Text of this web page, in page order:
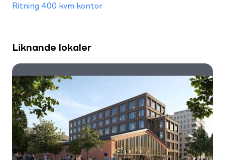
Ritning 400 kvm kontor
Liknande lokaler